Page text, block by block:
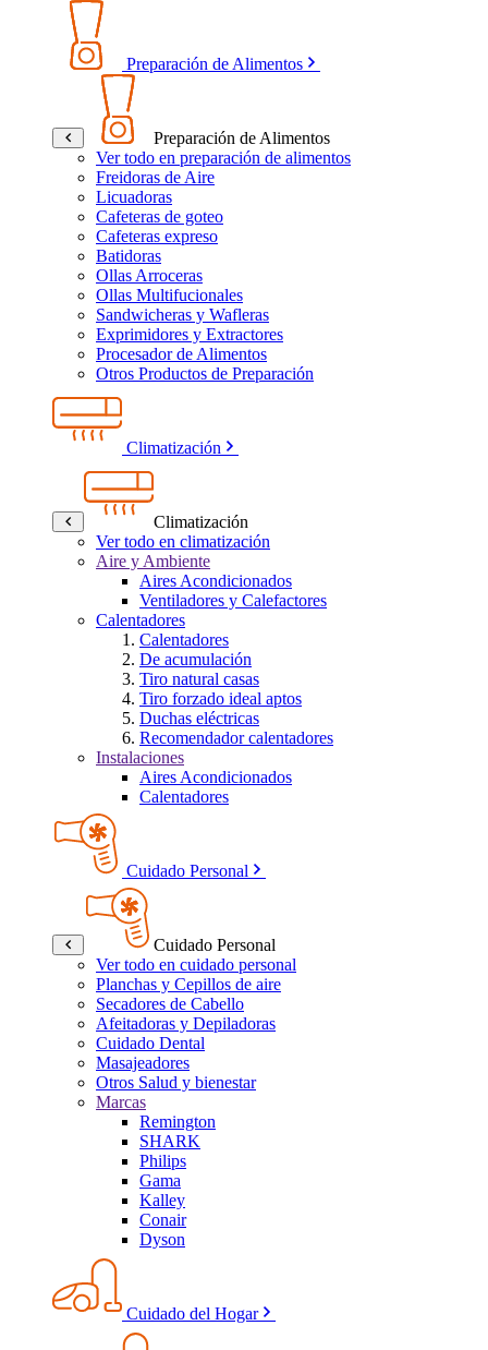
Preparación de Alimentos
Preparación de Alimentos
Ver todo en preparación de alimentos
Freidoras de Aire
Licuadoras
Cafeteras de goteo
Cafeteras expreso
Batidoras
Ollas Arroceras
Ollas Multifucionales
Sandwicheras y Wafleras
Exprimidores y Extractores
Procesador de Alimentos
Otros Productos de Preparación
Climatización
Climatización
Ver todo en climatización
Aire y Ambiente
Aires Acondicionados
Ventiladores y Calefactores
Calentadores
Calentadores
De acumulación
Tiro natural casas
Tiro forzado ideal aptos
Duchas eléctricas
Recomendador calentadores
Instalaciones
Aires Acondicionados
Calentadores
Cuidado Personal
Cuidado Personal
Ver todo en cuidado personal
Planchas y Cepillos de aire
Secadores de Cabello
Afeitadoras y Depiladoras
Cuidado Dental
Masajeadores
Otros Salud y bienestar
Marcas
Remington
SHARK
Philips
Gama
Kalley
Conair
Dyson
Cuidado del Hogar